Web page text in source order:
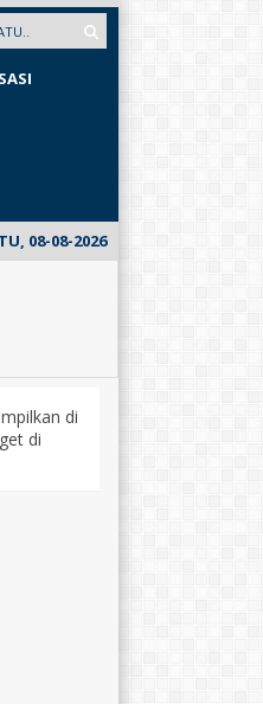
08-08-2026
E-Mading dari kelas XII
di
di